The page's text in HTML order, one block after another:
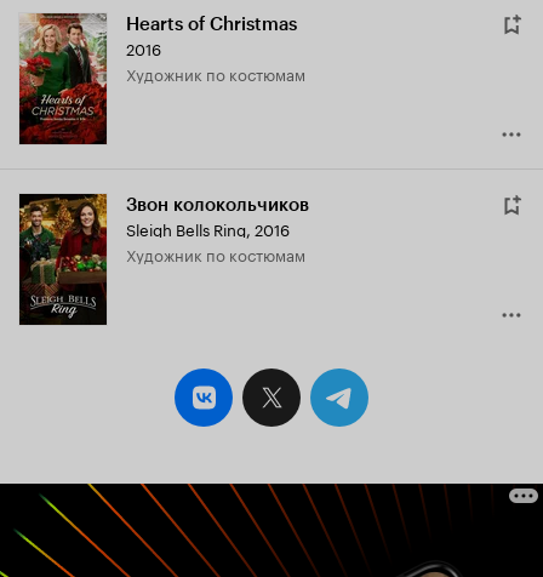
Hearts of Christmas
2016
Художник по костюмам
Звон колокольчиков
Sleigh Bells Ring, 2016
Художник по костюмам